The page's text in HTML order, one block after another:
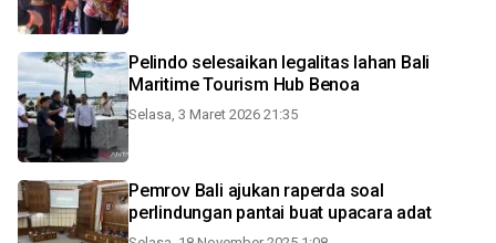
Pelindo selesaikan legalitas lahan Bali
Maritime Tourism Hub Benoa
Selasa, 3 Maret 2026 21:35
Pemrov Bali ajukan raperda soal
perlindungan pantai buat upacara adat